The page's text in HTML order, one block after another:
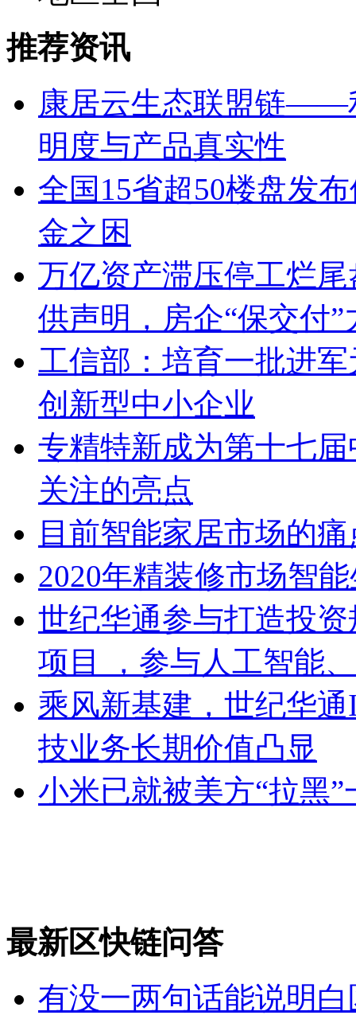
推荐资讯
康居云生态联盟链——
明度与产品真实性
全国15省超50楼盘发
金之困
万亿资产滞压停工烂
供声明，房企“保交付”
工信部：培育一批进
创新型中小企业
专精特新成为第十七
关注的亮点
目前智能家居市场的痛
2020年精装修市场智
世纪华通参与打造投
项目 ，参与人工智能
乘风新基建，世纪华
技业务长期价值凸显
小米已就被美方“拉黑
最新区快链问答
有没一两句话能说明